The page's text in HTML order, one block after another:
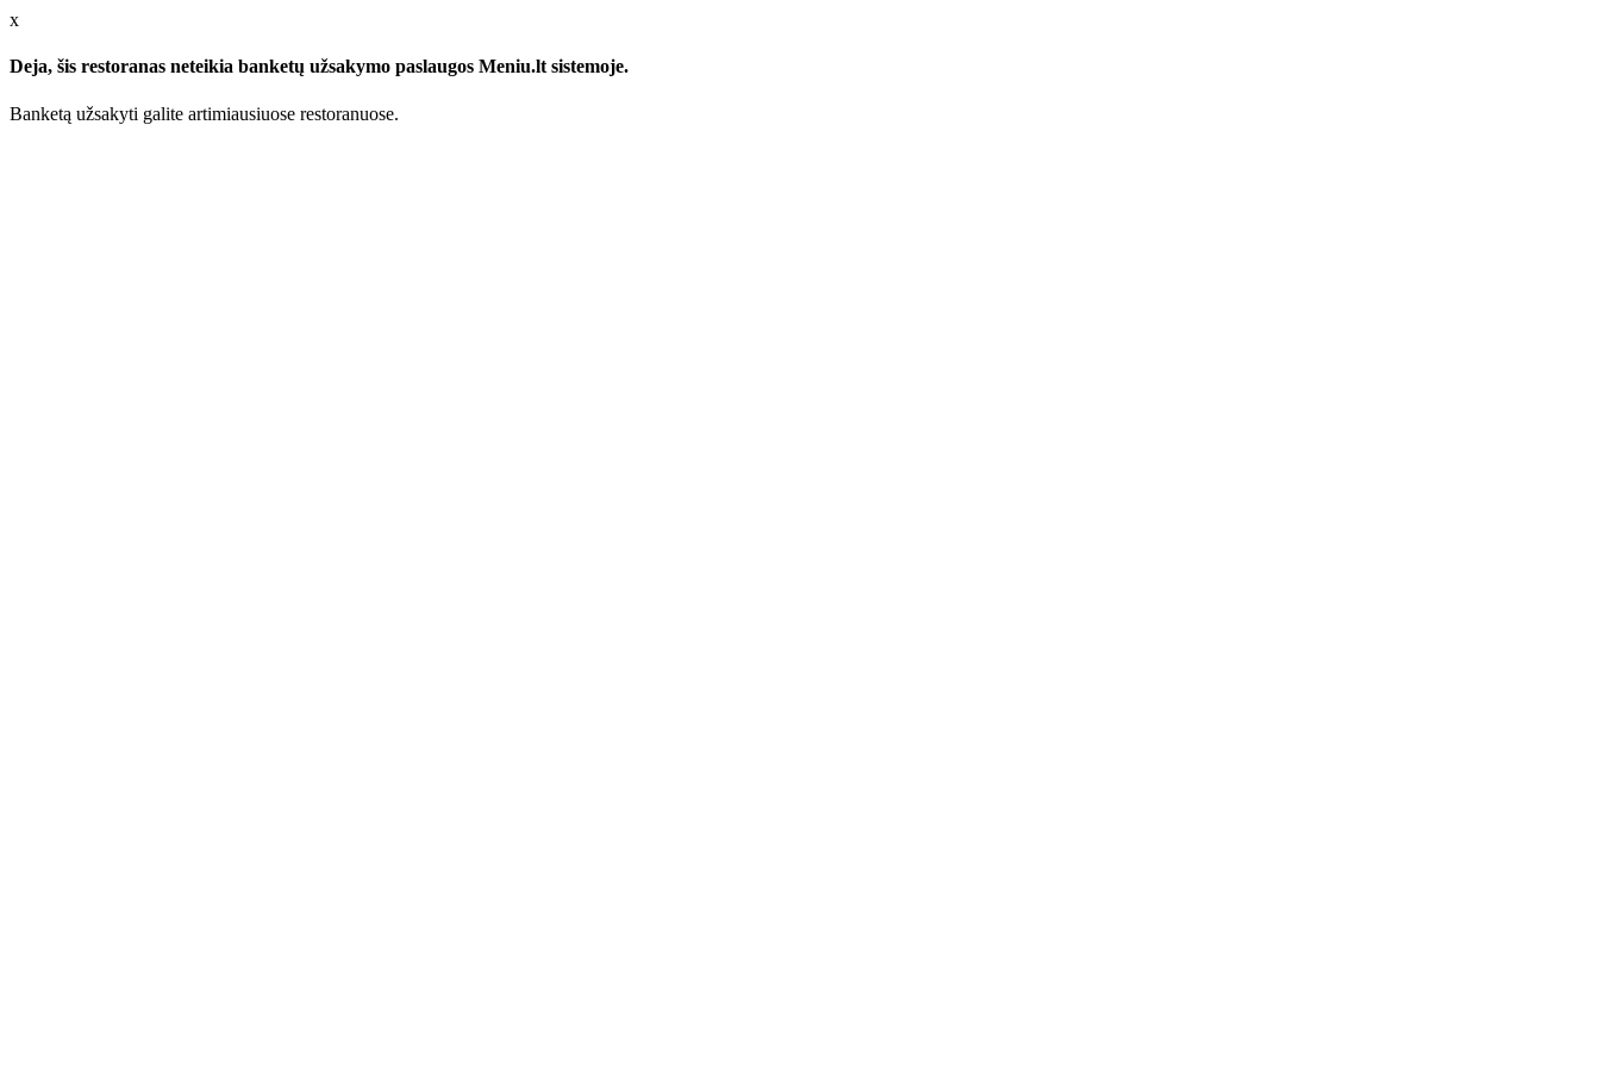
x
Deja, šis restoranas neteikia banketų užsakymo paslaugos Meniu.lt sistemoje.
Banketą užsakyti galite artimiausiuose restoranuose.